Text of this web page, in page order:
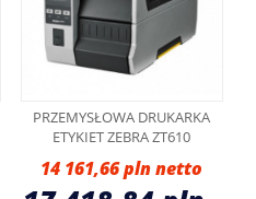
PRZEMYSŁOWA DRUKARKA
ETYKIET ZEBRA ZT610
14 161,66 pln